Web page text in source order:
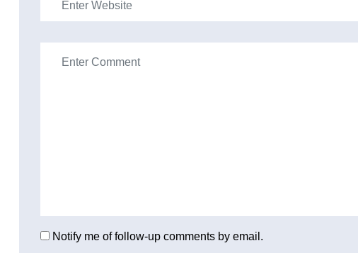
Notify me of follow-up comments by email.